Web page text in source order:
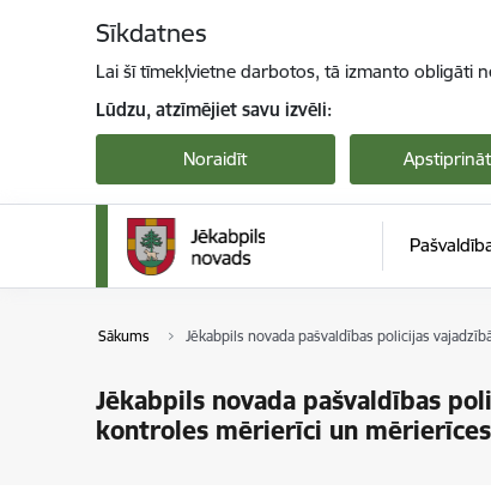
Sīkdatnes
Lai šī tīmekļvietne darbotos, tā izmanto obligāti
Lūdzu, atzīmējiet savu izvēli:
Noraidīt
Sākums Jēkabpils novada pašvaldības policijas
Jēkabpils novada pašvaldības
kontroles mērierīci un